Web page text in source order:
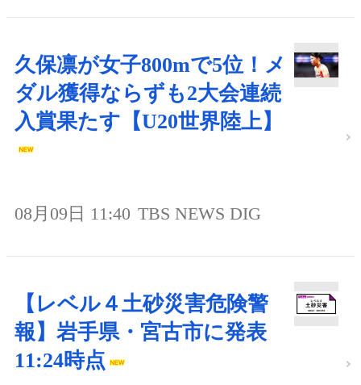
久保凛が女子800mで5位！メ
ダル獲得ならずも2大会連続
入賞果たす【U20世界陸上】
08月09日 11:40 TBS NEWS DIG
【レベル４土砂災害危険警
報】岩手県・宮古市に発表
11:24時点